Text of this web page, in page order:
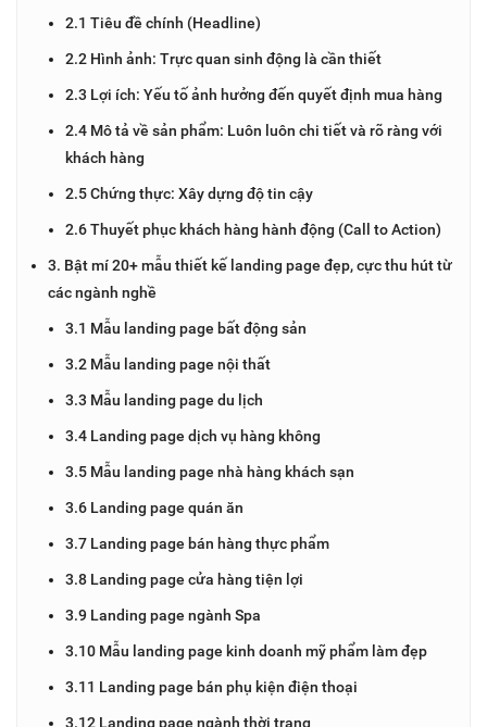
2.1 Tiêu đề chính (Headline)
2.2 Hình ảnh: Trực quan sinh động là cần thiết
2.3 Lợi ích: Yếu tố ảnh hưởng đến quyết định mua hàng
2.4 Mô tả về sản phẩm: Luôn luôn chi tiết và rõ ràng với
khách hàng
2.5 Chứng thực: Xây dựng độ tin cậy
2.6 Thuyết phục khách hàng hành động (Call to Action)
3. Bật mí 20+ mẫu thiết kế landing page đẹp, cực thu hút từ
các ngành nghề
3.1 Mẫu landing page bất động sản
3.2 Mẫu landing page nội thất
3.3 Mẫu landing page du lịch
3.4 Landing page dịch vụ hàng không
3.5 Mẫu landing page nhà hàng khách sạn
3.6 Landing page quán ăn
3.7 Landing page bán hàng thực phẩm
3.8 Landing page cửa hàng tiện lợi
3.9 Landing page ngành Spa
3.10 Mẫu landing page kinh doanh mỹ phẩm làm đẹp
3.11 Landing page bán phụ kiện điện thoại
3.12 Landing page ngành thời trang